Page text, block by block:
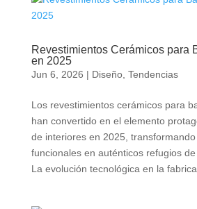
Revestimientos Cerámicos para
en 2025
Jun 6, 2026 | Diseño, Tendencias
Los revestimientos cerámicos para
han convertido en el elemento
de interiores en 2025,
funcionales en auténticos refugios
La evolución tecnológica en la